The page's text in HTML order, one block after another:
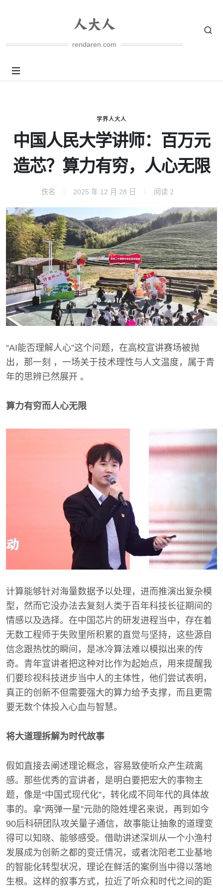
rendaren.com
学界人大人
中国人民大学讲师：百万元
造芯？算力有穷，人心无限
佚名 2025 年 12 月 28 日 阅读 2
“AI能否理解人心”这个问题，在高校宣讲赛场被抛
出，那一刻 ，一场关于技术理性与人文温度，属于青
年的思辨已然展开 。
算力有穷而人心无限
计算能够针对海量数据予以处理，进而推演出复杂模
型，然而它没办法去复刻人类于百年科技长征期间的
情感以及选择。在中国芯片的研发进程当中，存在着
无数工程师于失败里所积累的直觉与坚持，这些源自
信念跟热忱的瞬间，是冰冷算法难以模拟出来的传
奇。青年宣讲者把这种对比作为起始点，用来提醒我
们要珍视科技进步当中人的主体性，他们尝试表明，
真正的创新不但需要强大的算力给予支撑，而且更需
要无数个体投入心血与智慧。
将大道理拆解为时代故事
假如直接去阐述理论概念，容易致使听众产生疏离
感。那些优秀的宣讲者，是明白要把宏大的事物主
题，像是“中国式现代化”，转化成不同年代的具体故
事的。拿“两弹一星”元勋的隐姓埋名来说，再到如今
90后科研团队攻关量子通信，故事能让抽象的道理变
得可以知晓、能够感受。借助讲述深圳从一个小渔村
发展成为创新之都的变迁情况，或者沈阳老工业基地
的智能化转型状况，理论在鲜活的案例当中得以落地
生根。这样的叙事方式，拉近了听众和时代之间的距